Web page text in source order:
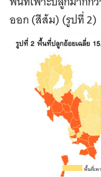
ออก (สีส้ม) (รูปที่ 2)